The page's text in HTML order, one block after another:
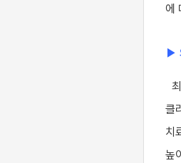
에
▶
클
치
높